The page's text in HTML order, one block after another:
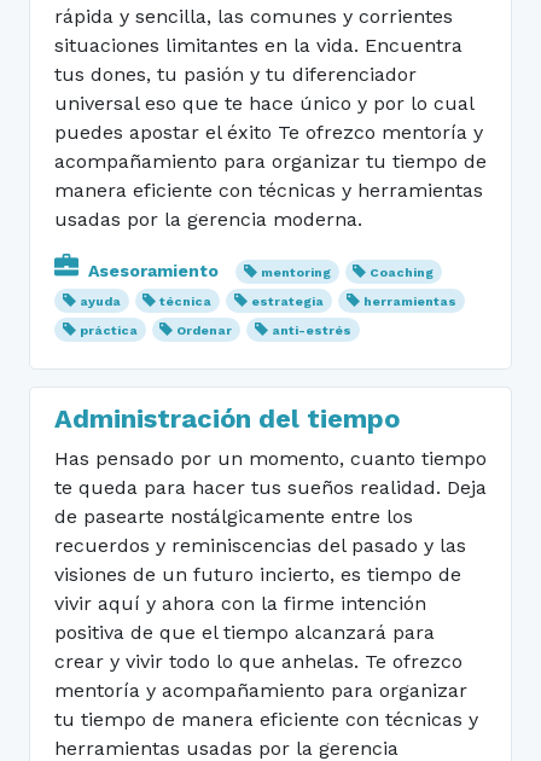
rápida y sencilla, las comunes y corrientes
situaciones limitantes en la vida. Encuentra
tus dones, tu pasión y tu diferenciador
universal eso que te hace único y por lo cual
puedes apostar el éxito Te ofrezco mentoría y
acompañamiento para organizar tu tiempo de
manera eficiente con técnicas y herramientas
usadas por la gerencia moderna.
Asesoramiento mentoring
Coaching
ayuda
técnica estrategia
herramientas
práctica
Ordenar anti-estrés
Administración del tiempo
Has pensado por un momento, cuanto tiempo
te queda para hacer tus sueños realidad. Deja
de pasearte nostálgicamente entre los
recuerdos y reminiscencias del pasado y las
visiones de un futuro incierto, es tiempo de
vivir aquí y ahora con la firme intención
positiva de que el tiempo alcanzará para
crear y vivir todo lo que anhelas. Te ofrezco
mentoría y acompañamiento para organizar
tu tiempo de manera eficiente con técnicas y
herramientas usadas por la gerencia